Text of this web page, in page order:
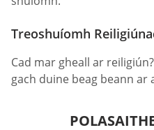
Treoshuíomh
Cad mar gheall ar
gach duine beag beann